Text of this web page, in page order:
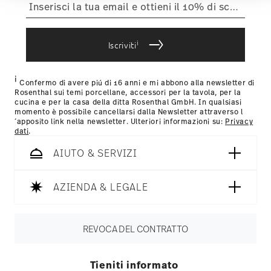
weiteren Daten zusammen, die Sie ihnen
Issued by: iF International Forum Design GmbH |
Hannover | Germany
articoli in stock. Puoi visualizzare i tempi di consegna per
altri paesiqui.
Fornitore del servizio di spedizione:Spediamo con UPS
(consegna standard) in Italia.
Resi:Per i resi, si prega di utilizzare il nostro servizio resi
Iscrivitii
i Confermo di avere piú di 16 anni e mi abbono alla newsletter di
Rosenthal sui temi porcellane, accessori per la tavola, per la
cucina e per la casa della ditta Rosenthal GmbH. In qualsiasi
momento è possibile cancellarsi dalla Newsletter attraverso l
´apposito link nella newsletter. Ulteriori informazioni su: Privacy
dati.
AIUTO & SERVIZI
AZIENDA & LEGALE
REVOCA DEL CONTRATTO
Tieniti informato